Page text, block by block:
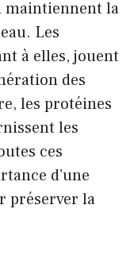
maintiennent la
Les
à elles, jouent
des
les protéines
les
ces
d’une
préserver la